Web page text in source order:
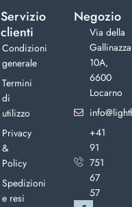
Servizio
clienti
Condizioni
generale
Termini
di
utilizzo
Privacy
&
Policy
Spedizioni
e resi
Negozio
Via della
Gallinazza
10A,
6600
Locarno
+41
91
751
67
57